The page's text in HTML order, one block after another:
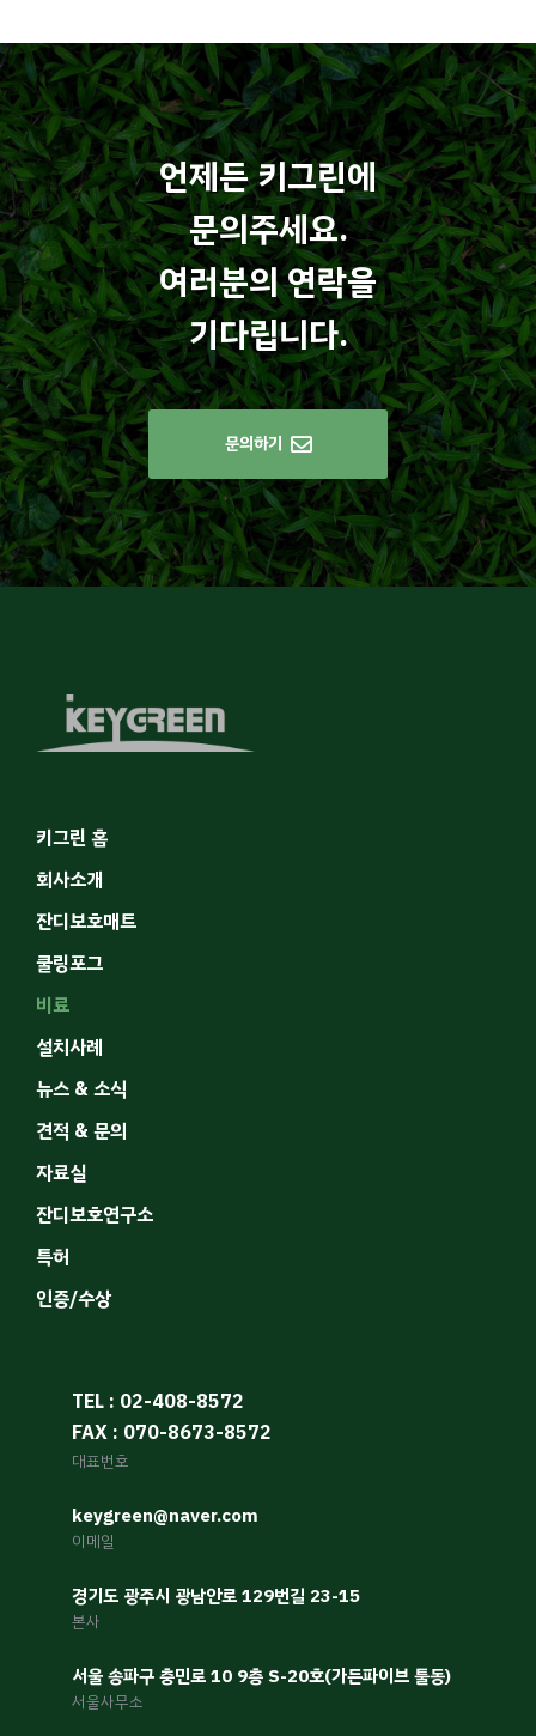
언제든 키그린에
문의주세요.
여러분의 연락을
기다립니다.
문의하기
키그린 홈
회사소개
잔디보호매트
쿨링포그
비료
설치사례
뉴스 & 소식
견적 & 문의
자료실
잔디보호연구소
특허
인증/수상
TEL : 02-408-8572
FAX : 070-8673-8572
대표번호
keygreen@naver.com
이메일
경기도 광주시 광남안로 129번길 23-15
본사
서울 송파구 충민로 10 9층 S-20호(가든파이브 툴동)
서울사무소